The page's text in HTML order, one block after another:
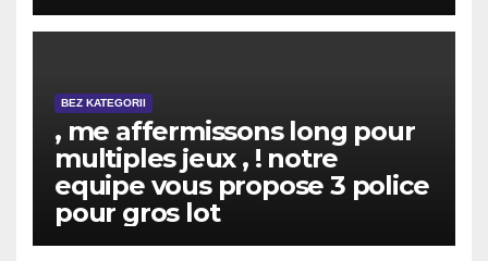
BEZ KATEGORII
, me affermissons long pour
multiples jeux , ! notre
equipe vous propose 3 police
pour gros lot